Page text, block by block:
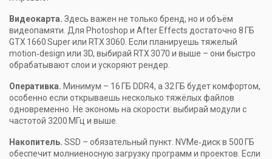
Видеокарта. Здесь важен не только бренд, но и объём
видеопамяти. Для Photoshop и After Effects достаточно 8 ГБ
GTX 1660 Super или RTX 3060. Если планируешь тяжелый
motion‑design или 3D, выбирай RTX 3070 и выше – они быстро
обрабатывают слои и ускоряют рендер.
Оперативка. Минимум – 16 ГБ DDR4, а 32 ГБ будет комфортом,
особенно если открываешь несколько тяжёлых файлов
одновременно. Не экономь на скорости: выбирай модули с
частотой 3200 МГц и выше.
Накопитель. SSD – обязательный пункт. NVMe‑диск в 500 ГБ
обеспечит молниеносную загрузку программ и проектов. Если